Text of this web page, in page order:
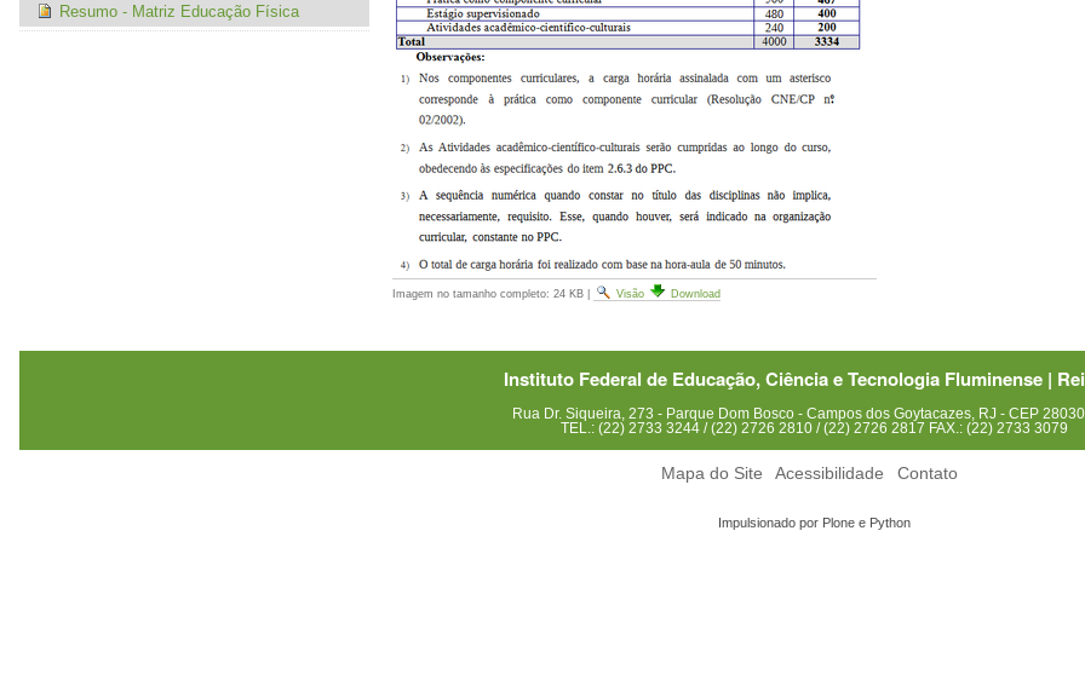
Resumo - Matriz Educação Física
Imagem no tamanho completo: 24 KB Visão Download
Instituto Federal de Educação, Ciência e Tecnologia Fluminense |
Rua Dr. Siqueira, 273 - Parque Dom Bosco - Campos dos Goytacazes, RJ - CEP
TEL.: (22) 2733 3244 / (22) 2726 2810 / (22) 2726 2817 FAX.: (22) 2733 3079
Mapa do Site Acessibilidade Contato
Impulsionado por Plone e Python